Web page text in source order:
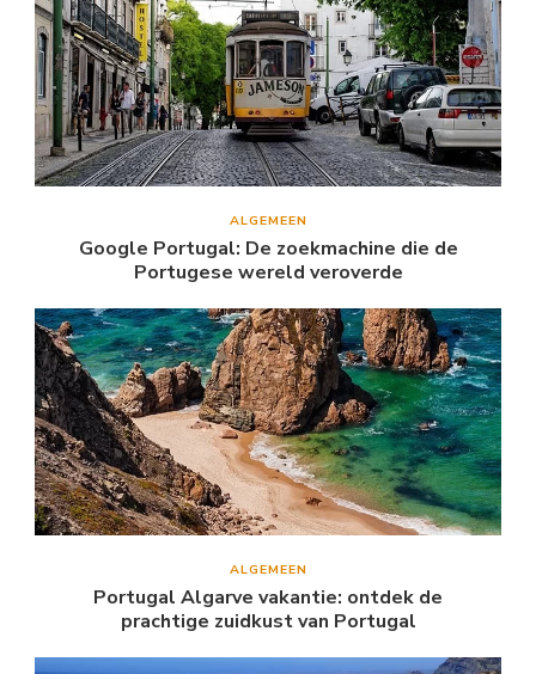
ALGEMEEN
Google Portugal: De zoekmachine die de
Portugese wereld veroverde
ALGEMEEN
Portugal Algarve vakantie: ontdek de
prachtige zuidkust van Portugal